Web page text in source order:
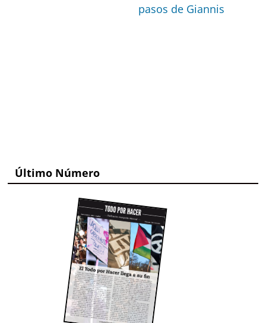
pasos de Giannis
Último Número